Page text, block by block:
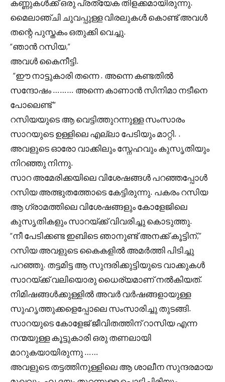
കണ്ണുകൾക്ക് ഒരു പ്രത്യേക തിളക്കമായിരുന്നു.
മൈലാഞ്ചി ചുവപ്പുള്ള വിരലുകൾ കൊണ്ട് അവൾ
തന്റെ പുസ്തകം ഒതുക്കി വെച്ചു.
“ഞാൻ റസിയ,”
അവൾ കൈനീട്ടി.
“ഈ നാട്ടുകാരി തന്നെ . അന്നെ കണ്ടതിൽ
സന്ദോഷം ……… അന്നെ കാണാൻ സിനിമാ നടീനെ
പോലെണ്ട് “
റസിയയുടെ ആ വെട്ടിത്തുറന്നുള്ള സംസാരം
സാറയുടെ ഉള്ളിലെ എല്ലാ പേടിയും മാറ്റി. .
അവളുടെ ഓരോ വാക്കിലും സ്നേഹവും കുസൃതിയും
നിറഞ്ഞു നിന്നു.
സാറ അമേരിക്കയിലെ വിശേഷങ്ങൾ പറഞ്ഞപ്പോൾ
റസിയ അത്ഭുതത്തോടെ കേട്ടിരുന്നു. പകരം റസിയ
ആ ഗ്രാമത്തിലെ വിശേഷങ്ങളും കോളേജിലെ
കുസൃതികളും സാറയ്ക്ക് വിവരിച്ചു കൊടുത്തു.
“നീ പേടിക്കണ്ട ഇബിടെ ഞാനുണ്ട് അനക്ക് കൂട്ടിന്,”
റസിയ അവളുടെ കൈകളിൽ അമർത്തി പിടിച്ചു
പറഞ്ഞു. തട്ടമിട്ട ആ സുന്ദരിക്കുട്ടിയുടെ വാക്കുകൾ
സാറയ്ക്ക് വലിയൊരു ധൈര്യമാണ് നൽകിയത്.
നിമിഷങ്ങൾക്കുള്ളിൽ അവർ വർഷങ്ങളായുള്ള
സുഹൃത്തുക്കളെപ്പോലെ സംസാരിച്ചു തുടങ്ങി.
സാറയുടെ കോളേജ് ജീവിതത്തിന് റാസിയ എന്ന
നന്മയുള്ള കൂട്ടുകാരി ഒരു തണലായി
മാറുകയായിരുന്നു ……
അവളുടെ തട്ടത്തിനുള്ളിലെ ആ ശാലീന സുന്ദരമായ